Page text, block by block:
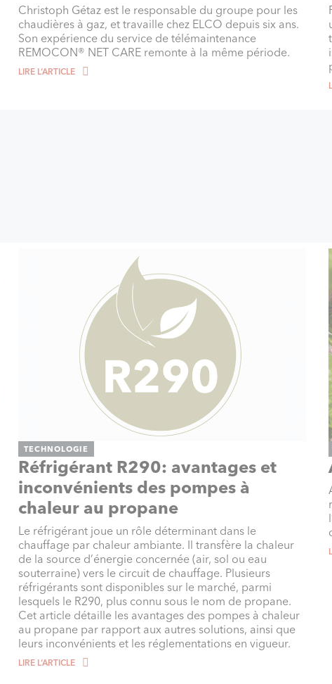
Christoph Gétaz est le responsable du groupe pour les
chaudières à gaz, et travaille chez ELCO depuis six ans.
Son expérience du service de télémaintenance
REMOCON® NET CARE remonte à la même période.
LIRE L‘ARTICLE
TECHNOLOGIE
Réfrigérant R290: avantages et
inconvénients des pompes à
chaleur au propane
Le réfrigérant joue un rôle déterminant dans le
chauffage par chaleur ambiante. Il transfère la chaleur
de la source d’énergie concernée (air, sol ou eau
souterraine) vers le circuit de chauffage. Plusieurs
réfrigérants sont disponibles sur le marché, parmi
lesquels le R290, plus connu sous le nom de propane.
Cet article détaille les avantages des pompes à chaleur
au propane par rapport aux autres solutions, ainsi que
leurs inconvénients et les réglementations en vigueur.
LIRE L‘ARTICLE